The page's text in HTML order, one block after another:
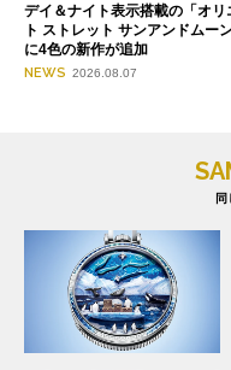
デイ＆ナイト表示搭載の「オリ
ト ストレット サンアンドムーン
に4色の新作が追加
NEWS 2026.08.07